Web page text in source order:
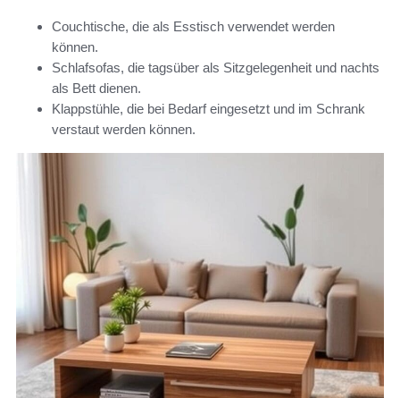
Couchtische, die als Esstisch verwendet werden
können.
Schlafsofas, die tagsüber als Sitzgelegenheit und nachts
als Bett dienen.
Klappstühle, die bei Bedarf eingesetzt und im Schrank
verstaut werden können.